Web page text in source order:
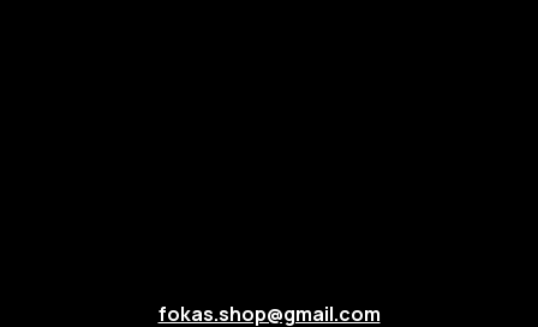
fokas.shop@gmail.com